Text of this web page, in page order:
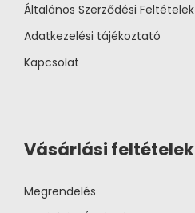
Általános Szerződési Feltételek
Adatkezelési tájékoztató
Kapcsolat
Vásárlási feltételek
Megrendelés